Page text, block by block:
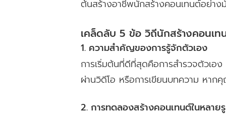
ต้นสร้างอาชีพนักสร้างคอนเทนต์อย่าง
เคล็ดลับ 5 ข้อ วิถีนักสร้างคอนเท
1. ความสำคัญของการรู้จักตัวเอง
การเริ่มต้นที่ดีที่สุดคือการสำรวจตัวเอ
ผ่านวิดีโอ หรือการเขียนบทความ หา
2. การทดลองสร้างคอนเทนต์ในหลาย